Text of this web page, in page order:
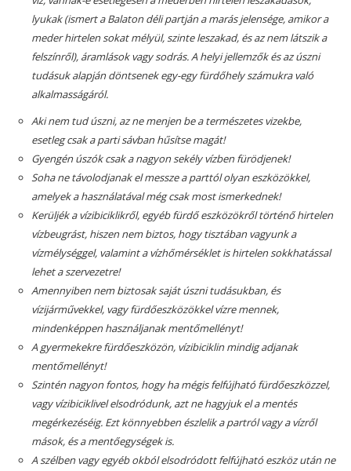
lyukak (ismert a Balaton déli partján a marás jelensége, amikor a
meder hirtelen sokat mélyül, szinte leszakad, és az nem látszik a
felszínről), áramlások vagy sodrás. A helyi jellemzők és az úszni
tudásuk alapján döntsenek egy-egy fürdőhely számukra való
alkalmasságáról.
Aki nem tud úszni, az ne menjen be a természetes vizekbe,
esetleg csak a parti sávban hűsítse magát!
Gyengén úszók csak a nagyon sekély vízben fürödjenek!
Soha ne távolodjanak el messze a parttól olyan eszközökkel,
amelyek a használatával még csak most ismerkednek!
Kerüljék a vízibiciklikről, egyéb fürdő eszközökről történő hirtelen
vízbeugrást, hiszen nem biztos, hogy tisztában vagyunk a
vízmélységgel, valamint a vízhőmérséklet is hirtelen sokkhatással
lehet a szervezetre!
Amennyiben nem biztosak saját úszni tudásukban, és
vízijárművekkel, vagy fürdőeszközökkel vízre mennek,
mindenképpen használjanak mentőmellényt!
A gyermekekre fürdőeszközön, vízibiciklin mindig adjanak
mentőmellényt!
Szintén nagyon fontos, hogy ha mégis felfújható fürdőeszközzel,
vagy vízibiciklivel elsodródunk, azt ne hagyjuk el a mentés
megérkezéséig. Ezt könnyebben észlelik a partról vagy a vízről
mások, és a mentőegységek is.
A szélben vagy egyéb okból elsodródott felfújható eszköz után ne